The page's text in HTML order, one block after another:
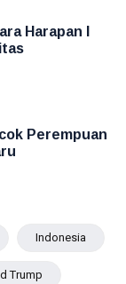
Harapan I
Perempuan
Indonesia
Trump